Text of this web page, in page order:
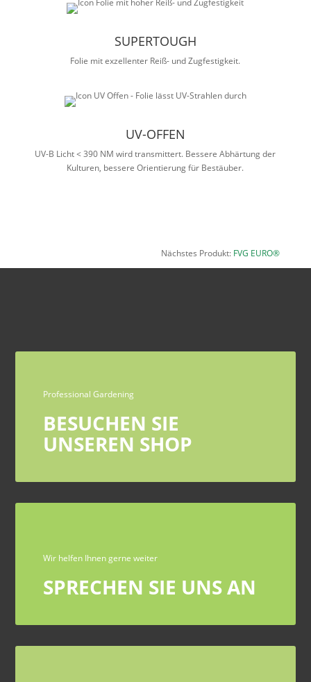
SUPERTOUGH
Folie mit exzellenter Reiß- und Zugfestigkeit.
UV-OFFEN
UV-B Licht < 390 NM wird transmittert. Bessere Abhärtung der
Kulturen, bessere Orientierung für Bestäuber.
Nächstes Produkt: FVG EURO®
Professional Gardening
BESUCHEN SIE
UNSEREN SHOP
Wir helfen Ihnen gerne weiter
SPRECHEN SIE UNS AN